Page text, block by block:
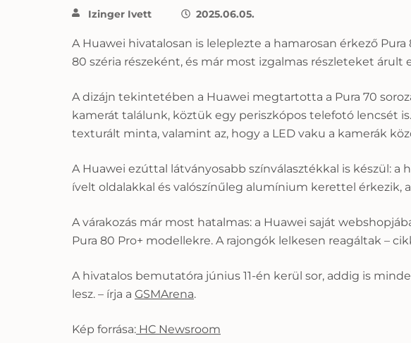
Izinger Ivett 2025.06.05.
A Huawei hivatalosan is leleplezte a hamarosan érkező
80 széria részeként, és már most izgalmas részleteket árult
A dizájn tekintetében a Huawei megtartotta a Pura 70
kamerát találunk, köztük egy periszkópos telefotó lencsét
texturált minta, valamint az, hogy a LED vaku a kamerák
A Huawei ezúttal látványosabb színválasztékkal is készül:
ívelt oldalakkal és valószínűleg alumínium kerettel
A várakozás már most hatalmas: a Huawei saját
Pura 80 Pro+ modellekre. A rajongók lelkesen reagáltak –
A hivatalos bemutatóra június 11-én kerül sor, addig is
lesz. – írja a GSMArena.
Kép forrása: HC Newsroom